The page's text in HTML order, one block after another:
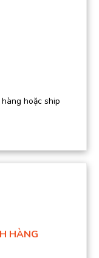
hoặc ship
HÀNG